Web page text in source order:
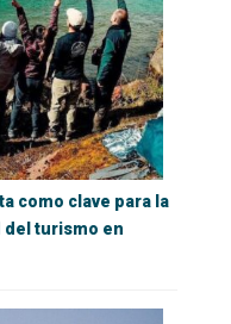
como clave para la
turismo en